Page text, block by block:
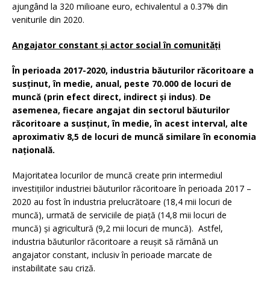
ajungând la 320 milioane euro, echivalentul a 0.37% din
veniturile din 2020.
Angajator constant și actor social în comunități
În perioada 2017-2020, industria băuturilor răcoritoare a
susținut, în medie, anual, peste 70.000 de locuri de
muncă (prin efect direct, indirect și indus). De
asemenea, fiecare angajat din sectorul băuturilor
răcoritoare a susținut, în medie, în acest interval, alte
aproximativ 8,5 de locuri de muncă similare în economia
națională.
Majoritatea locurilor de muncă create prin intermediul
investițiilor industriei băuturilor răcoritoare în perioada 2017 –
2020 au fost în industria prelucrătoare (18,4 mii locuri de
muncă), urmată de serviciile de piață (14,8 mii locuri de
muncă) și agricultură (9,2 mii locuri de muncă). Astfel,
industria băuturilor răcoritoare a reușit să rămână un
angajator constant, inclusiv în perioade marcate de
instabilitate sau criză.